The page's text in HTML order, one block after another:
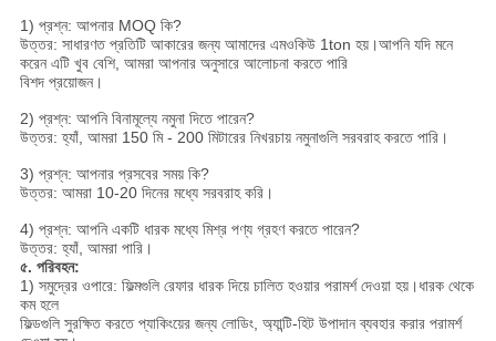
1) প্রশ্ন: আপনার MOQ কি?
উত্তর: সাধারণত প্রতিটি আকারের জন্য আমাদের এমওকিউ 1ton হয়।আপনি যদি মনে
করেন এটি খুব বেশি, আমরা আপনার অনুসারে আলোচনা করতে পারি
বিশদ প্রয়োজন।
2) প্রশ্ন: আপনি বিনামূল্যে নমুনা দিতে পারেন?
উত্তর: হ্যাঁ, আমরা 150 মি - 200 মিটারের নিখরচায় নমুনাগুলি সরবরাহ করতে পারি।
3) প্রশ্ন: আপনার প্রসবের সময় কি?
উত্তর: আমরা 10-20 দিনের মধ্যে সরবরাহ করি।
4) প্রশ্ন: আপনি একটি ধারক মধ্যে মিশ্র পণ্য গ্রহণ করতে পারেন?
উত্তর: হ্যাঁ, আমরা পারি।
৫. পরিবহন:
1) সমুদ্রের ওপারে: ফিল্মগুলি রেফার ধারক দিয়ে চালিত হওয়ার পরামর্শ দেওয়া হয়।ধারক থেকে
কম হলে
ফিল্ডগুলি সুরক্ষিত করতে প্যাকিংয়ের জন্য লোডিং, অ্যান্টি-হিট উপাদান ব্যবহার করার পরামর্শ